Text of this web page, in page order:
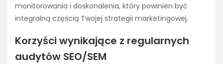
monitorowania i doskonalenia, który powinien być
integralną częścią Twojej strategii marketingowej.
Korzyści wynikające z regularnych
audytów SEO/SEM